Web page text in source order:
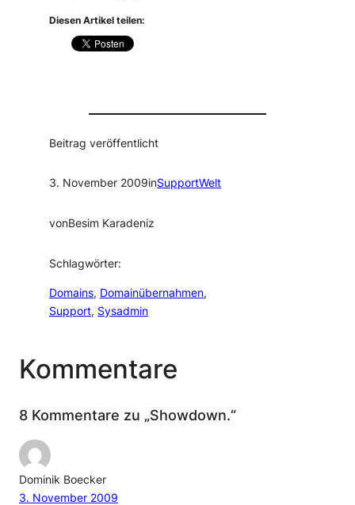
Diesen Artikel teilen:
Beitrag veröffentlicht
3. November 2009inSupportWelt
vonBesim Karadeniz
Schlagwörter:
Domains, Domainübernahmen
Support, Sysadmin
Kommentare
8 Kommentare zu „Showdown.“
Dominik Boecker
3. November 2009